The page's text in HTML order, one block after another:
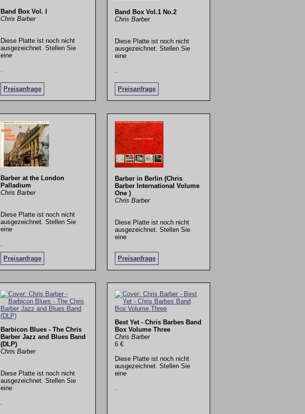
Band Box Vol. I
Chris Barber
Diese Platte ist noch nicht
ausgezeichnet. Stellen Sie
eine
Preisanfrage
Band Box Vol.1 No.2
Chris Barber
Diese Platte ist noch nicht
ausgezeichnet. Stellen Sie
eine
Preisanfrage
Barber at the London
Palladium
Chris Barber
Diese Platte ist noch nicht
ausgezeichnet. Stellen Sie
eine
Preisanfrage
.
Barber in Berlin (Chris
Barber International Volume
One )
Chris Barber
Diese Platte ist noch nicht
ausgezeichnet. Stellen Sie
eine
Preisanfrage
.
Barbicon Blues - The Chris
Barber Jazz and Blues Band
(DLP)
Chris Barber
Diese Platte ist noch nicht
ausgezeichnet. Stellen Sie
eine
Best Yet - Chris Barbes Band
Box Volume Three
Chris Barber
6 €
Diese Platte ist noch nicht
ausgezeichnet. Stellen Sie
eine